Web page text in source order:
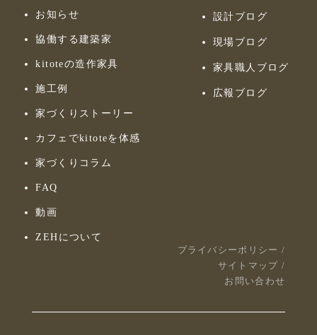
お知らせ
協働する建築家
kitoteの造作家具
施工例
家づくりストーリー
カフェでkitoteを体感
家づくりコラム
FAQ
動画
ZEHについて
設計ブログ
現場ブログ
家具職人ブログ
広報ブログ
プライバシーポリシー /
サイトマップ /
お問い合わせ